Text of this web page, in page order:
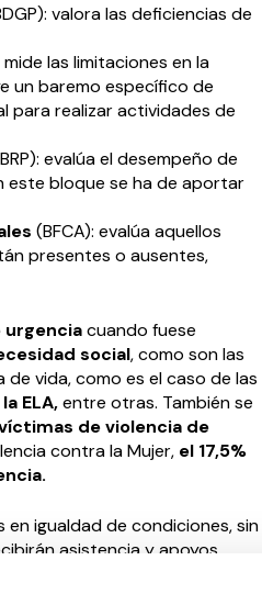
valora las deficiencias de
mide las limitaciones en la
un baremo específico de
para realizar actividades de
evalúa el desempeño de
este bloque se ha de aportar
(BFCA): evalúa aquellos
presentes o ausentes,
cuando fuese
social, como son las
vida, como es el caso de las
ELA,entre otras. También se
de violencia de
contra la Mujer, el 17,5%
igualdad de condiciones, sin
asistencia y apoyos